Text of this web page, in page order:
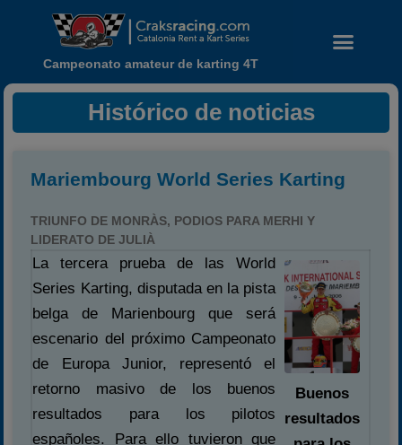
Noticias
Calendario
Temporada 2026
Carreras finalizadas
Campeonato amateur de karting 4T
Histórico de noticias
Mariembourg World Series Karting
TRIUNFO DE MONRÀS, PODIOS PARA MERHI Y
LIDERATO DE JULIÀ
La tercera prueba de las World
Series Karting, disputada en la pista
belga de Marienbourg que será
escenario del próximo Campeonato
de Europa Junior, representó el
retorno masivo de los buenos
resultados para los pilotos
españoles. Para ello tuvieron que
Buenos
resultados